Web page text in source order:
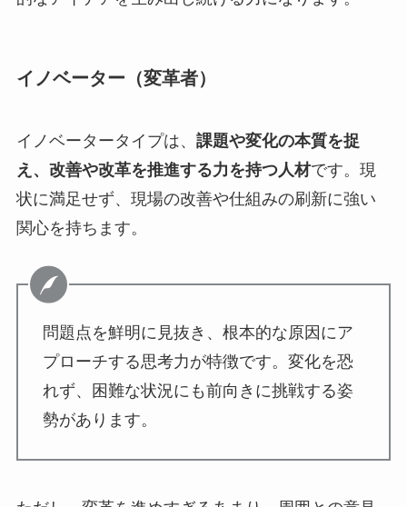
イノベーター（変革者）
イノベータータイプは、 課題や変化の本質を捉
え、改善や改革を推進する力を持つ人材です。現
状に満足せず、現場の改善や仕組みの刷新に強い
関心を持ちます。
問題点を鮮明に見抜き、根本的な原因にア
プローチする思考力が特徴です。変化を恐
れず、困難な状況にも前向きに挑戦する姿
勢があります。